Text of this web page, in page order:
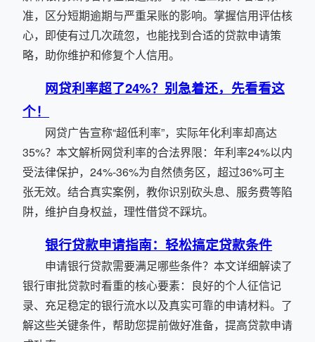
准，区分短期逾期与严重呆账的影响。掌握信用评估核
心，即使有过几次疏忽，也能找到合适的贷款申请策
略，助你维护和修复个人信用。
网贷利率超了24%？别急着还，先看看这
个！
网贷广告宣称“超低利率”，实际年化利率却高达
35%？本文解析网贷利率的合法界限：年利率24%以内
受法律保护，24%-36%为自然债务区，超过36%可主
张无效。结合真实案例，教你识别砍头息、服务费等陷
阱，维护自身权益，理性借贷不踩坑。
银行贷款申请指南：轻松搞定贷款条件
申请银行贷款需要满足哪些条件？本文详细解读了
银行审批贷款时看重的核心要素：良好的个人征信记
录、充足稳定的银行流水以及真实可靠的申请材料。了
解这些关键条件，帮助您提前做好准备，提高贷款申请